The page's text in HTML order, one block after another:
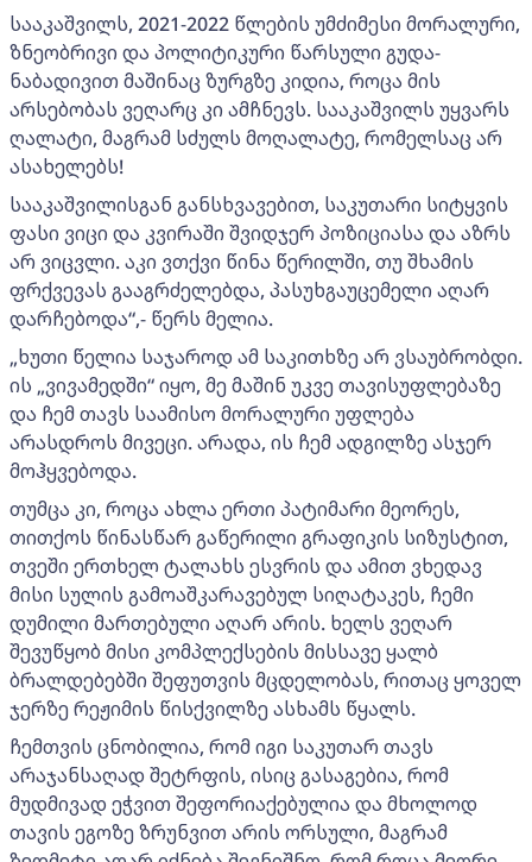
სააკაშვილს, 2021-2022 წლების უმძიმესი მორალური,
ზნეობრივი და პოლიტიკური წარსული გუდა-
ნაბადივით მაშინაც ზურგზე კიდია, როცა მის
არსებობას ვეღარც კი ამჩნევს. სააკაშვილს უყვარს
ღალატი, მაგრამ სძულს მოღალატე, რომელსაც არ
ასახელებს!
სააკაშვილისგან განსხვავებით, საკუთარი სიტყვის
ფასი ვიცი და კვირაში შვიდჯერ პოზიციასა და აზრს
არ ვიცვლი. აკი ვთქვი წინა წერილში, თუ შხამის
ფრქვევას გააგრძელებდა, პასუხგაუცემელი აღარ
დარჩებოდა“,- წერს მელია.
„ხუთი წელია საჯაროდ ამ საკითხზე არ ვსაუბრობდი.
ის „ვივამედში“ იყო, მე მაშინ უკვე თავისუფლებაზე
და ჩემ თავს საამისო მორალური უფლება
არასდროს მივეცი. არადა, ის ჩემ ადგილზე ასჯერ
მოჰყვებოდა.
თუმცა კი, როცა ახლა ერთი პატიმარი მეორეს,
თითქოს წინასწარ გაწერილი გრაფიკის სიზუსტით,
თვეში ერთხელ ტალახს ესვრის და ამით ვხედავ
მისი სულის გამოაშკარავებულ სიღატაკეს, ჩემი
დუმილი მართებული აღარ არის. ხელს ვეღარ
შევუწყობ მისი კომპლექსების მისსავე ყალბ
ბრალდებებში შეფუთვის მცდელობას, რითაც ყოველ
ჯერზე რეჟიმის წისქვილზე ასხამს წყალს.
ჩემთვის ცნობილია, რომ იგი საკუთარ თავს
არაჯანსაღად შეტრფის, ისიც გასაგებია, რომ
მუდმივად ეჭვით შეფორიაქებულია და მხოლოდ
თავის ეგოზე ზრუნვით არის ორსული, მაგრამ